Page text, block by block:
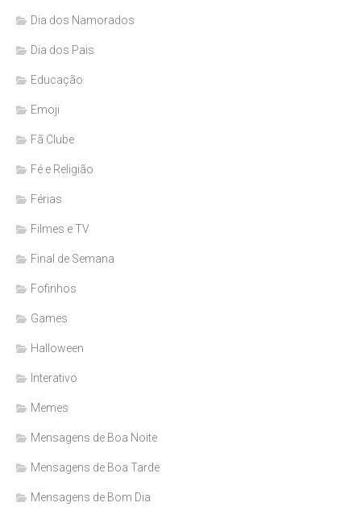
Dia dos Namorados
Dia dos Pais
Educação
Emoji
Fã Clube
Fé e Religião
Férias
Filmes e TV
Final de Semana
Fofinhos
Games
Halloween
Interativo
Memes
Mensagens de Boa Noite
Mensagens de Boa Tarde
Mensagens de Bom Dia